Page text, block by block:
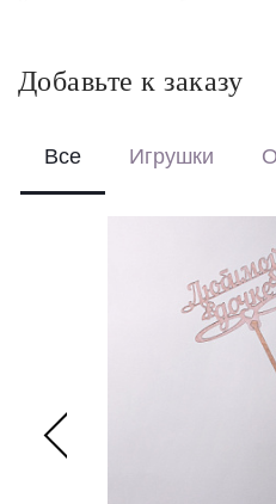
Перевяжем лентой –
Добавьте к заказу
Все Игрушки